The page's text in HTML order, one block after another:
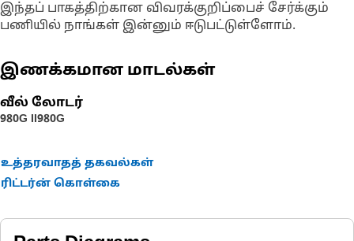
இந்தப் பாகத்திற்கான விவரக்குறிப்பைச் சேர்க்கும்
பணியில் நாங்கள் இன்னும் ஈடுபட்டுள்ளோம்.
இணக்கமான மாடல்கள்
வீல் லோடர்
980G II980G
உத்தரவாதத் தகவல்கள்
ரிட்டர்ன் கொள்கை